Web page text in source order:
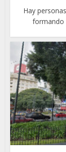
Hay
formando